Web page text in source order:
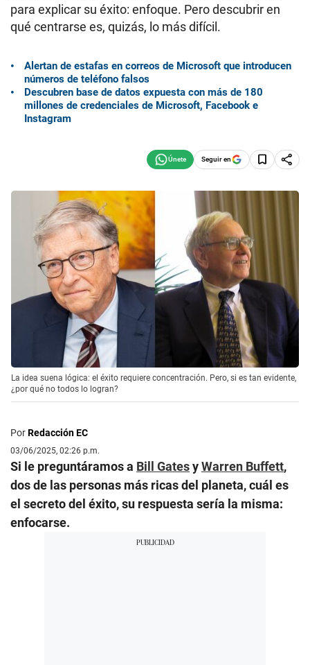
para explicar su éxito: enfoque. Pero descubrir en
qué centrarse es, quizás, lo más difícil.
Alertan de estafas en correos de Microsoft que introducen
números de teléfono falsos
Descubren base de datos expuesta con más de 180
millones de credenciales de Microsoft, Facebook e
Instagram
Seguir en
La idea suena lógica: el éxito requiere concentración. Pero, si es tan evidente,
¿por qué no todos lo logran?
PorRedacción EC
03/06/2025, 02:26 p.m.
Si le preguntáramos a Bill GatesyWarren Buffett,
dos de las personas más ricas del planeta, cuál es
el secreto del éxito, su respuesta sería la misma:
enfocarse.